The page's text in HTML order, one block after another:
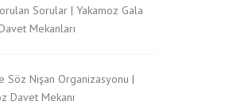
Sorular | Yakamoz Gala
Mekanları
Söz Nişan Organizasyonu |
Davet Mekanı